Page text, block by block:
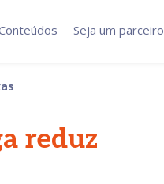
Seja um parceiro
reduz